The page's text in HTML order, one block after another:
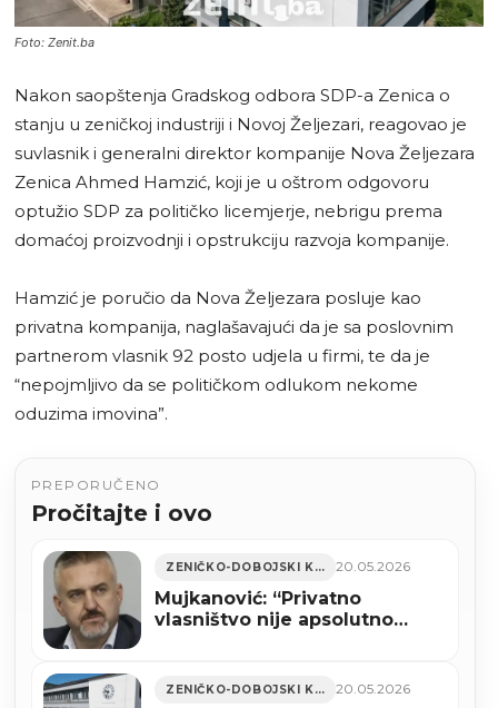
Foto: Zenit.ba
Nakon saopštenja Gradskog odbora SDP-a Zenica o
stanju u zeničkoj industriji i Novoj Željezari, reagovao je
suvlasnik i generalni direktor kompanije Nova Željezara
Zenica Ahmed Hamzić, koji je u oštrom odgovoru
optužio SDP za političko licemjerje, nebrigu prema
domaćoj proizvodnji i opstrukciju razvoja kompanije.
Hamzić je poručio da Nova Željezara posluje kao
privatna kompanija, naglašavajući da je sa poslovnim
partnerom vlasnik 92 posto udjela u firmi, te da je
“nepojmljivo da se političkom odlukom nekome
oduzima imovina”.
PREPORUČENO
Pročitajte i ovo
ZENIČKO-DOBOJSKI KANTON 20.05.2026
Mujkanović: “Privatno
vlasništvo nije apsolutno
ZENIČKO-DOBOJSKI KANTON 20.05.2026